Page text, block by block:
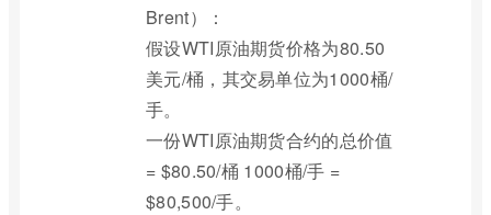
Brent）：
假设WTI原油期货价格为80.50
美元/桶，其交易单位为1000桶/
手。
一份WTI原油期货合约的总价值
= $80.50/桶 1000桶/手 =
$80,500/手。